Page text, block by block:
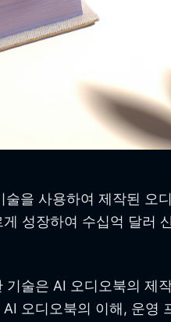
술을 사용하여 제작된 오
성장하여 수십억 달러
술은 AI 오디오북의 제
오디오북의 이해, 운영